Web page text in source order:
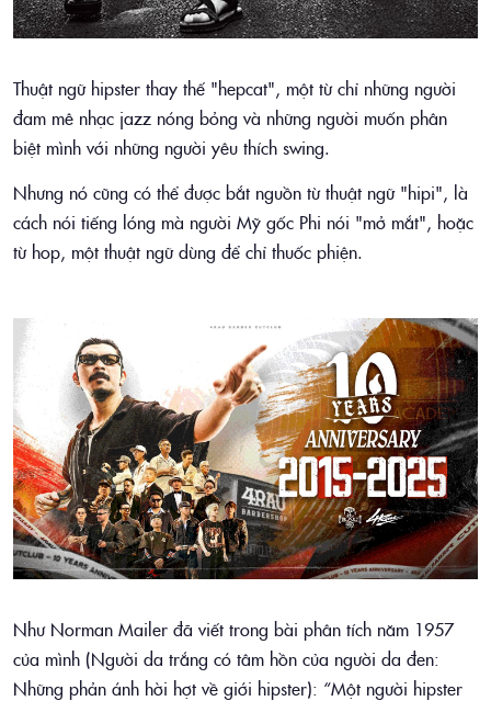
Thuật ngữ hipster thay thế "hepcat", một từ chỉ những người
đam mê nhạc jazz nóng bỏng và những người muốn phân
biệt mình với những người yêu thích swing.
Nhưng nó cũng có thể được bắt nguồn từ thuật ngữ "hipi", là
cách nói tiếng lóng mà người Mỹ gốc Phi nói "mở mắt", hoặc
từ hop, một thuật ngữ dùng để chỉ thuốc phiện.
Như Norman Mailer đã viết trong bài phân tích năm 1957
của mình (Người da trắng có tâm hồn của người da đen:
Những phản ánh hời hợt về giới hipster): “Một người hipster